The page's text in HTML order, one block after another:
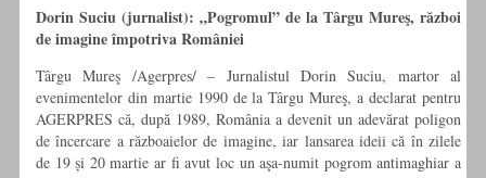
Dorin Suciu (jurnalist): „Pogromul” de la Târgu Mureş, război
de imagine împotriva României
Târgu Mureş /Agerpres/ – Jurnalistul Dorin Suciu, martor al
evenimentelor din martie 1990 de la Târgu Mureş, a declarat pentru
AGERPRES că, după 1989, România a devenit un adevărat poligon
de încercare a războaielor de imagine, iar lansarea ideii că în zilele
de 19 și 20 martie ar fi avut loc un aşa-numit pogrom antimaghiar a